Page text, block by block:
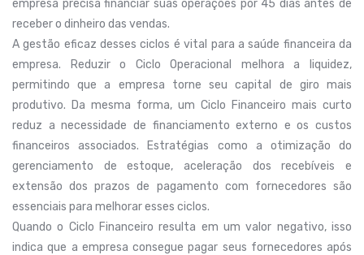
empresa precisa financiar suas operações por 45 dias antes de
receber o dinheiro das vendas.
A gestão eficaz desses ciclos é vital para a saúde financeira da
empresa. Reduzir o Ciclo Operacional melhora a liquidez,
permitindo que a empresa torne seu capital de giro mais
produtivo. Da mesma forma, um Ciclo Financeiro mais curto
reduz a necessidade de financiamento externo e os custos
financeiros associados. Estratégias como a otimização do
gerenciamento de estoque, aceleração dos recebíveis e
extensão dos prazos de pagamento com fornecedores são
essenciais para melhorar esses ciclos.
Quando o Ciclo Financeiro resulta em um valor negativo, isso
indica que a empresa consegue pagar seus fornecedores após